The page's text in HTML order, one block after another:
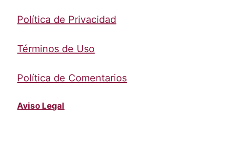
Política de Privacidad
Términos de Uso
Política de Comentarios
Aviso Legal